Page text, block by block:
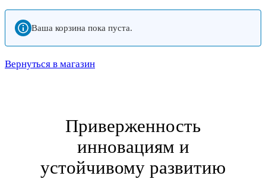
Ваша корзина пока пуста.
Вернуться в магазин
Приверженность
инновациям и
устойчивому развитию